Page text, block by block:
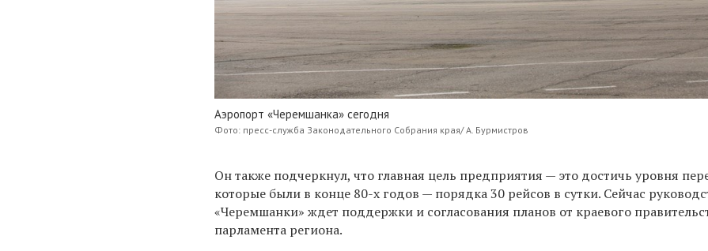
Аэропорт «Черемшанка» сегодня
Фото: пресс-служба Законодательного Собрания края/ А. Бурмистров
Он также подчеркнул, что главная цель предприятия — это достичь уровня
которые были в конце 80-х годов — порядка 30 рейсов в сутки. Сейчас
«Черемшанки» ждет поддержки и согласования планов от краевого
парламента региона.